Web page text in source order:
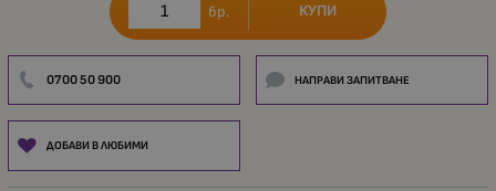
бр. КУПИ
0700 50 900 НАПРАВИ ЗАПИТВАНЕ
ДОБАВИ В ЛЮБИМИ